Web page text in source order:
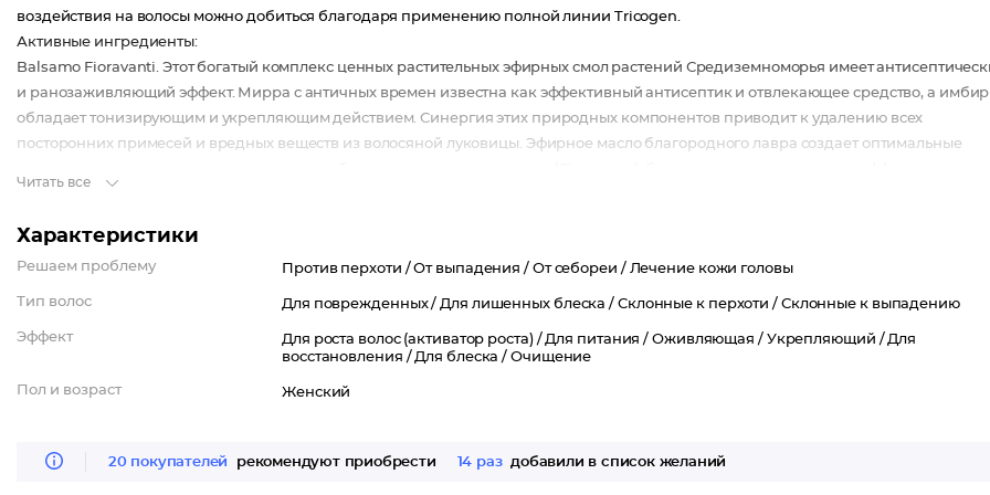
воздействия на волосы можно добиться благодаря применению полной линии Tricogen.
Активные ингредиенты:
Balsamo Fioravanti. Этот богатый комплекс ценных растительных эфирных смол растений Средиземноморья имеет
и ранозаживляющий эффект. Мирра с античных времен известна как эффективный антисептик и отвлекающее средство, а
обладает тонизирующим и укрепляющим действием. Синергия этих природных компонентов приводит к удалению всех
посторонних примесей и вредных веществ из волосяной луковицы. Эфирное масло благородного лавра создает оптимальные
восстанавливая и нормализуя баланс кожи головы. Эфирное масло дикой лесной сосны и натуральные кристаллы ментола
обеспечивают достаточное питание для волос в период их восстановления и роста. Срок годности: 5 лет с даты производства.
Читать все
Характеристики
Решаем проблему Против перхоти /От выпадения / От себореи / Лечение кожи головы
Тип волос Для поврежденных /Для лишенных блеска / Склонные к перхоти / Склонные к выпадению
Эффект Для роста волос (активатор роста) /Для питания /Оживляющая / Укрепляющий /Для
восстановления /Для блеска /Очищение
Пол и возраст Женский
20 покупателей рекомендуют приобрести 14 раз добавили в список желаний